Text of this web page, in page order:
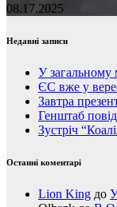
08.17.2025
Недавні записи
У загальному
ЄС вже у
Завтра
Генштаб
Зустріч
Останні коментарі
Lion King до